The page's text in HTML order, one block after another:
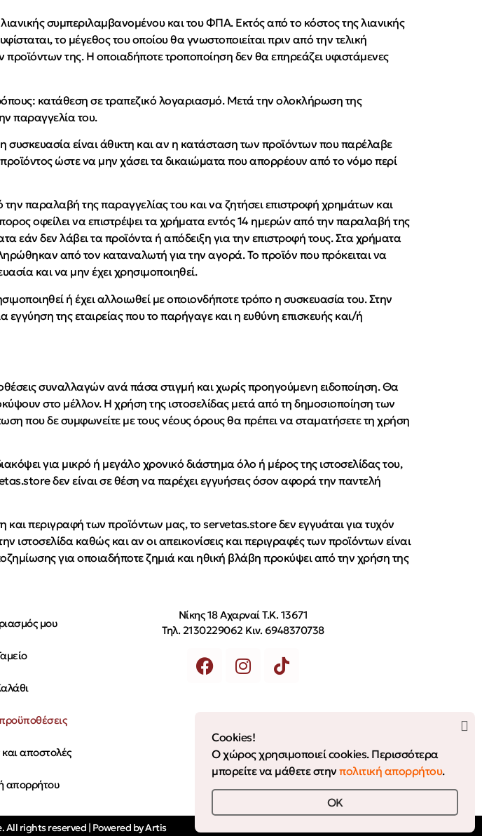
συμπεριλαμβανομένου και του ΦΠΑ. Εκτός από το κόστος της λιανικής
το μέγεθος του οποίου θα γνωστοποιείται πριν από την τελική
προϊόντων της. Η οποιαδήποτε τροποποίηση δεν θα επηρεάζει υφιστάμενες
κατάθεση σε τραπεζικό λογαριασμό. Μετά την ολοκλήρωση της
παραγγελία του.
συσκευασία είναι άθικτη και αν η κατάσταση των προϊόντων που παρέλαβε
ώστε να μην χάσει τα δικαιώματα που απορρέουν από το νόμο περί
παραλαβή της παραγγελίας του και να ζητήσει επιστροφή χρημάτων και
οφείλει να επιστρέψει τα χρήματα εντός 14 ημερών από την παραλαβή της
εάν δεν λάβει τα προϊόντα ή απόδειξη για την επιστροφή τους. Στα χρήματα
από τον καταναλωτή για την αγορά. Το προϊόν που πρόκειται να
και να μην έχει χρησιμοποιηθεί.
ή έχει αλλοιωθεί με οποιονδήποτε τρόπο η συσκευασία του. Στην
της εταιρείας που το παρήγαγε και η ευθύνη επισκευής και/ή
συναλλαγών ανά πάσα στιγμή και χωρίς προηγούμενη ειδοποίηση. Θα
στο μέλλον. Η χρήση της ιστοσελίδας μετά από τη δημοσιοποίηση των
που δε συμφωνείτε με τους νέους όρους θα πρέπει να σταματήσετε τη χρήση
για μικρό ή μεγάλο χρονικό διάστημα όλο ή μέρος της ιστοσελίδας του,
δεν είναι σε θέση να παρέχει εγγυήσεις όσον αφορά την παντελή
και περιγραφή των προϊόντων μας, το servetas.store δεν εγγυάται για τυχόν
καθώς και αν οι απεικονίσεις και περιγραφές των προϊόντων είναι
για οποιαδήποτε ζημιά και ηθική βλάβη προκύψει από την χρήση της
μου
αποστολές
απορρήτου
Cookies!
Ο χώρος χρησιμοποιεί cookies. Περισσότερα
μπορείτε να μάθετε στην πολιτική απορρήτου.
OK
Νίκης 18 Αχαρναί Τ.Κ. 13671
Τηλ. 2130229062 Κιν. 6948370738
rights reserved | Powered by Artis